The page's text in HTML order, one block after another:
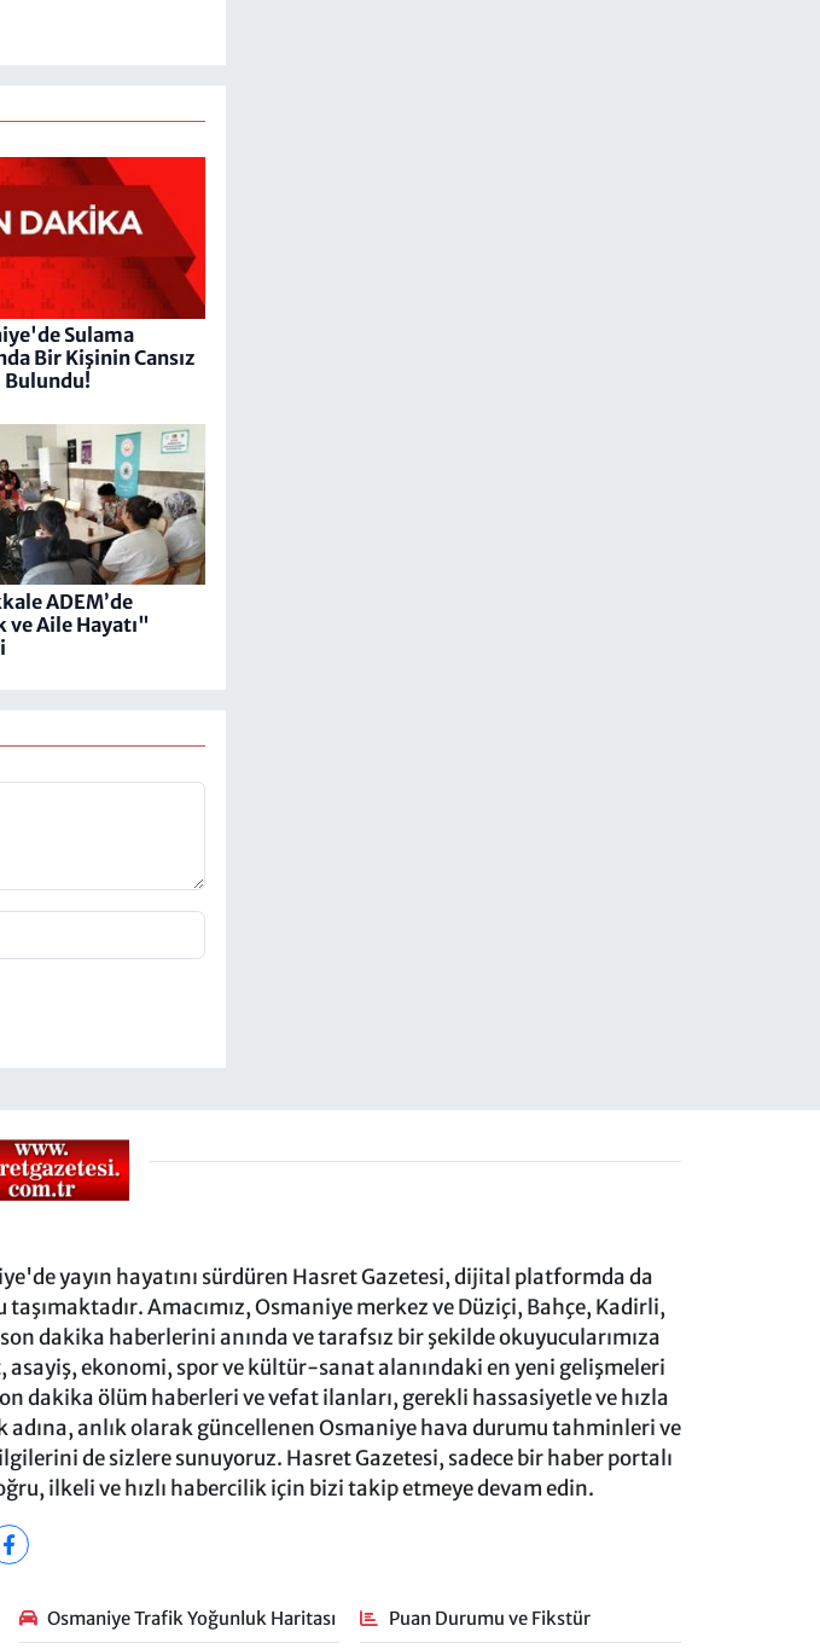
Sulama
Bir Kişinin Cansız
Bulundu!
ADEM’de
Aile Hayatı"
yayın hayatını sürdüren Hasret Gazetesi, dijital platformda da
Amacımız, Osmaniye merkez ve Düziçi, Bahçe, Kadirli,
dakika haberlerini anında ve tarafsız bir şekilde okuyucularımıza
ekonomi, spor ve kültür-sanat alanındaki en yeni gelişmeleri
dakika ölüm haberleri ve vefat ilanları, gerekli hassasiyetle ve hızla
adına, anlık olarak güncellenen Osmaniye hava durumu tahminleri ve
de sizlere sunuyoruz. Hasret Gazetesi, sadece bir haber portalı
ilkeli ve hızlı habercilik için bizi takip etmeye devam edin.
Osmaniye Trafik Yoğunluk Haritası Puan Durumu ve Fikstür